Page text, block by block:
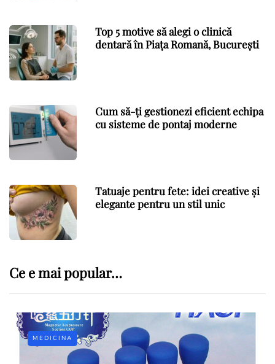
Top 5 motive să alegi o clinică
dentară în Piața Romană, București
Cum să-ți gestionezi eficient echipa
cu sisteme de pontaj moderne
Tatuaje pentru fete: idei creative și
elegante pentru un stil unic
Ce e mai popular…
MEDICINA